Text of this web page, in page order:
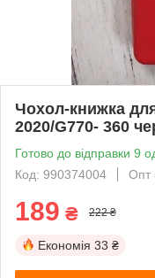
Чохол-книжка
2020/G770- 360
Готово до відправки 9
Код: 990374004
Опт
189 ₴ 222 ₴
Економія 33 ₴